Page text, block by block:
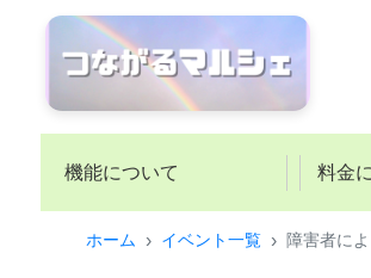
機能について 料金
ホーム イベント一覧 障害者に